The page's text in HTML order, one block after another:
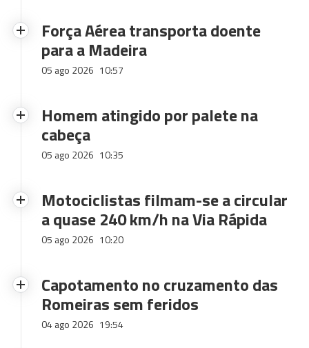
Força Aérea transporta doente
para a Madeira
05 ago 2026 10:57
Homem atingido por palete na
cabeça
05 ago 2026 10:35
Motociclistas filmam-se a circular
a quase 240 km/h na Via Rápida
05 ago 2026 10:20
Capotamento no cruzamento das
Romeiras sem feridos
04 ago 2026 19:54